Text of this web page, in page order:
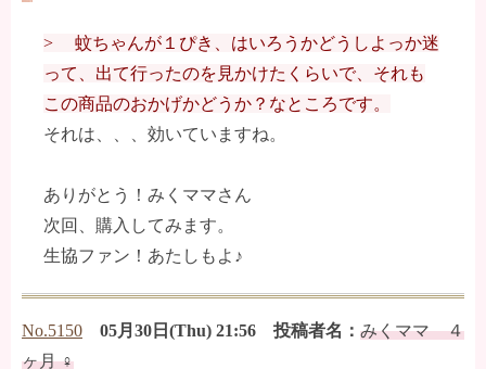
> 蚊ちゃんが１ぴき、はいろうかどうしよっか迷
って、出て行ったのを見かけたくらいで、それも
この商品のおかげかどうか？なところです。
それは、、、効いていますね。
ありがとう！みくママさん
次回、購入してみます。
生協ファン！あたしもよ♪
No.5150 05月30日(Thu) 21:56 投稿者名： みくママ ４
ヶ月 ♀